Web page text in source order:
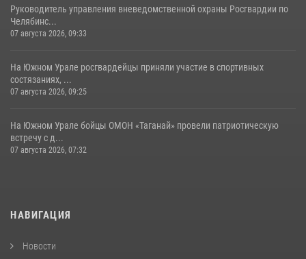
Руководитель управления вневедомственной охраны Росгвардии по
Челябинс...
07 августа 2026, 09:33
На Южном Урале росгвардейцы приняли участие в спортивных
состязаниях, ...
07 августа 2026, 09:25
На Южном Урале бойцы ОМОН «Таганай» провели патриотическую
встречу с д...
07 августа 2026, 07:32
НАВИГАЦИЯ
Новости